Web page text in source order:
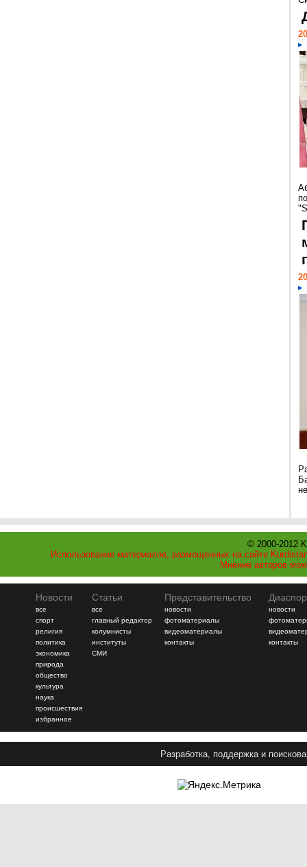
© 2000-2012
Использование материалов, размещенных на сайте
Мнение авторов
Новости
все
спорт
религия
политика
экономика
природа
общество
культура
наука
происшествия
избранное
Статьи
все
главный редактор
колумнисты
институты
СМИ
Представительство
новости
фотоматериалы
видеоматериалы
контакты
новости
контакты
Разработка, поддержка и